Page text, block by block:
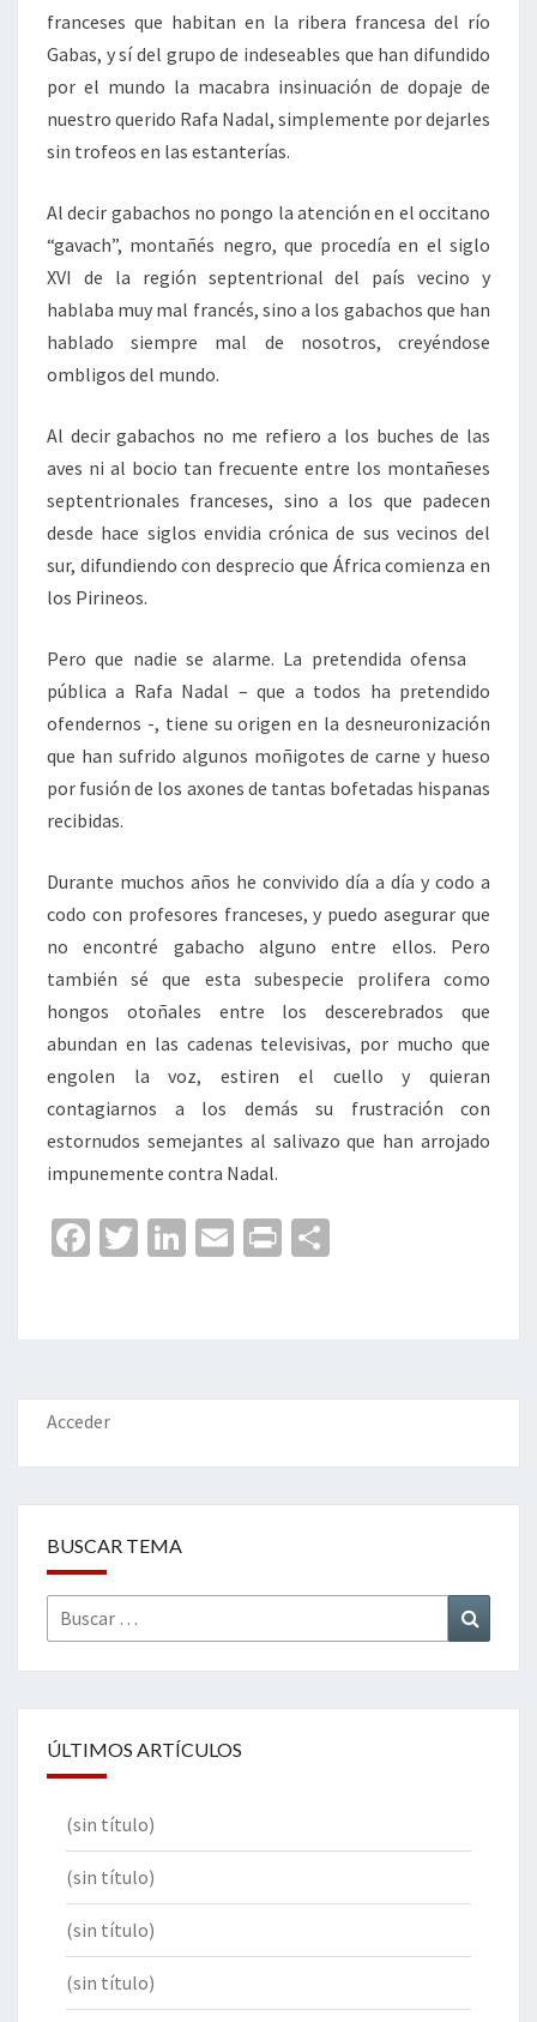
franceses que habitan en la ribera francesa del río
Gabas, y sí del grupo de indeseables que han difundido
por el mundo la macabra insinuación de dopaje de
nuestro querido Rafa Nadal, simplemente por dejarles
sin trofeos en las estanterías.
Al decir gabachos no pongo la atención en el occitano
“gavach”, montañés negro, que procedía en el siglo
XVI de la región septentrional del país vecino y
hablaba muy mal francés, sino a los gabachos que han
hablado siempre mal de nosotros, creyéndose
ombligos del mundo.
Al decir gabachos no me refiero a los buches de las
aves ni al bocio tan frecuente entre los montañeses
septentrionales franceses, sino a los que padecen
desde hace siglos envidia crónica de sus vecinos del
sur, difundiendo con desprecio que África comienza en
los Pirineos.
Pero que nadie se alarme. La pretendida ofensa
pública a Rafa Nadal – que a todos ha pretendido
ofendernos -, tiene su origen en la desneuronización
que han sufrido algunos moñigotes de carne y hueso
por fusión de los axones de tantas bofetadas hispanas
recibidas.
Durante muchos años he convivido día a día y codo a
codo con profesores franceses, y puedo asegurar que
no encontré gabacho alguno entre ellos. Pero
también sé que esta subespecie prolifera como
hongos otoñales entre los descerebrados que
abundan en las cadenas televisivas, por mucho que
engolen la voz, estiren el cuello y quieran
contagiarnos a los demás su frustración con
estornudos semejantes al salivazo que han arrojado
impunemente contra Nadal.
Fa
o
o
k
T
er
Li
dI
n
E
l
Pr
p
ar
Acceder
BUSCAR TEMA
Buscar
por:
ÚLTIMOS ARTÍCULOS
(sin título)
(sin título)
(sin título)
(sin título)